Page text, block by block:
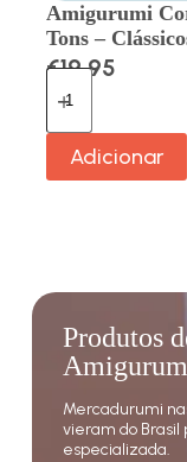
Amigurumi
Tons –
€19.95
Adicionar
Produtos
Mercadurumi
vieram do
especializada.